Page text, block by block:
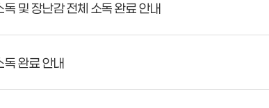
및 장난감 전체 소독 완료 안내
독 완료 안내